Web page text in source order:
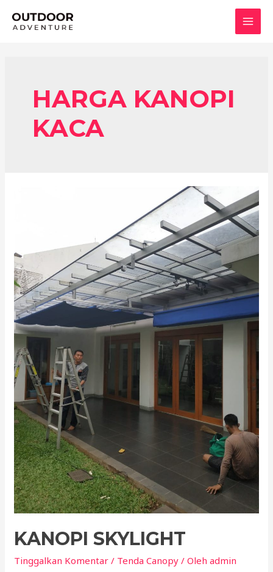
HARGA KANOPI
KACA
KANOPI SKYLIGHT
Tinggalkan Komentar / Tenda Canopy / Olehadmin